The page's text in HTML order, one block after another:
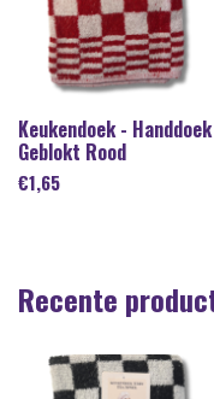
Keukendoek - Handdoek
Geblokt Rood
€1,65
Recente